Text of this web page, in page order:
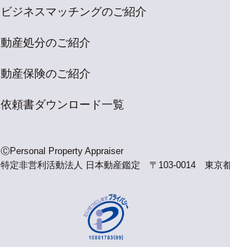
ビジネスマッチングのご紹介
動産処分のご紹介
動産保険のご紹介
依頼書ダウンロード一覧
ⒸPersonal Property Appraiser
特定非営利活動法人 日本動産鑑定 〒103-0014 東京